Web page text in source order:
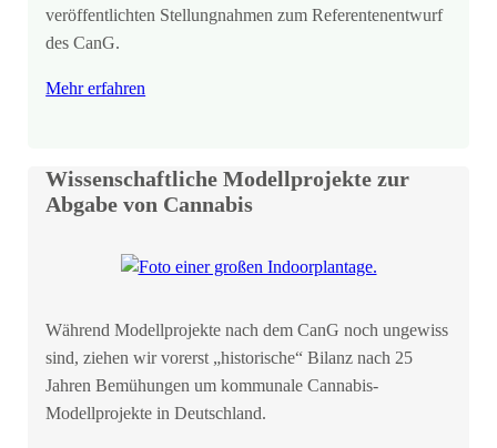
veröffentlichten Stellungnahmen zum Referentenentwurf
des CanG.
Mehr erfahren
Wissenschaftliche Modellprojekte zur
Abgabe von Cannabis
Während Modellprojekte nach dem CanG noch ungewiss
sind, ziehen wir vorerst „historische“ Bilanz nach 25
Jahren Bemühungen um kommunale Cannabis-
Modellprojekte in Deutschland.